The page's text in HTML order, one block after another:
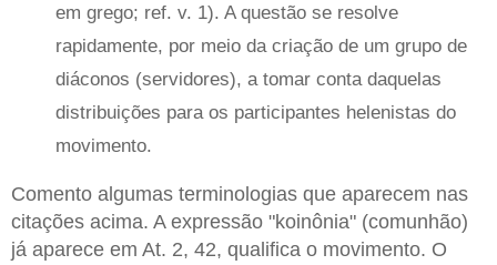
em grego; ref. v. 1). A questão se resolve
rapidamente, por meio da criação de um grupo de
diáconos (servidores), a tomar conta daquelas
distribuições para os participantes helenistas do
movimento.
Comento algumas terminologias que aparecem nas
citações acima. A expressão "koinônia" (comunhão)
já aparece em At. 2, 42, qualifica o movimento. O